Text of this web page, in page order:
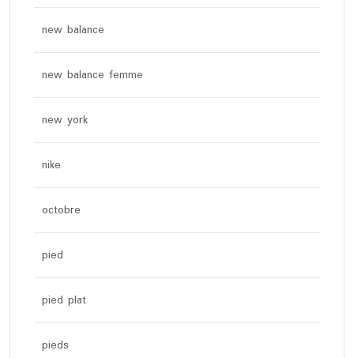
new balance
new balance femme
new york
nike
octobre
pied
pied plat
pieds